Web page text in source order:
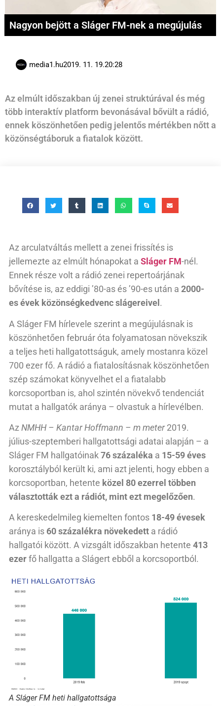
Nagyon bejött a Sláger FM-nek a megújulás
media1.hu2019. 11. 19.20:28
Az elmúlt időszakban új zenei struktúrával és még
több interaktív platform bevonásával bővült a rádió,
ennek köszönhetően pedig jelentős mértékben nőtt a
közönségtáboruk a fiatalok között.
Az arculatváltás mellett a zenei frissítés is
jellemezte az elmúlt hónapokat a Sláger FM-nél.
Ennek része volt a rádió zenei repertoárjának
bővítése is, az eddigi ’80-as és ’90-es után a 2000-
es évek közönségkedvenc slágereivel .
A Sláger FM hírlevele szerint a megújulásnak is
köszönhetően február óta folyamatosan növekszik
a teljes heti hallgatottságuk, amely mostanra közel
700 ezer fő. A rádió a fiatalosításnak köszönhetően
szép számokat könyvelhet el a fiatalabb
korcsoportban is, ahol szintén növekvő tendenciát
mutat a hallgatók aránya – olvastuk a hírlevélben.
Az NMHH – Kantar Hoffmann – m meter2019.
július-szeptemberi hallgatottsági adatai alapján – a
Sláger FM hallgatóinak76 százaléka a 15-59 éves
korosztályból került ki, ami azt jelenti, hogy ebben a
korcsoportban, hetente közel 80 ezerrel többen
választották ezt a rádiót, mint ezt megelőzően.
A kereskedelmileg kiemelten fontos 18-49 évesek
aránya is 60 százalékra növekedett a rádió
hallgatói között. A vizsgált időszakban hetente 413
ezerfő hallgatta a Slágert ebből a korcsoportból.
A Sláger FM heti hallgatottsága